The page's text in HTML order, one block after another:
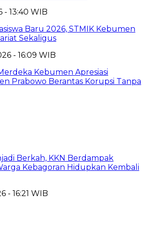
- 13:40 WIB
Baru 2026, STMIK Kebumen
Sekaligus
- 16:09 WIB
Kebumen Apresiasi
Prabowo Berantas Korupsi Tanpa
Berkah, KKN Berdampak
Kebagoran Hidupkan Kembali
- 16:21 WIB